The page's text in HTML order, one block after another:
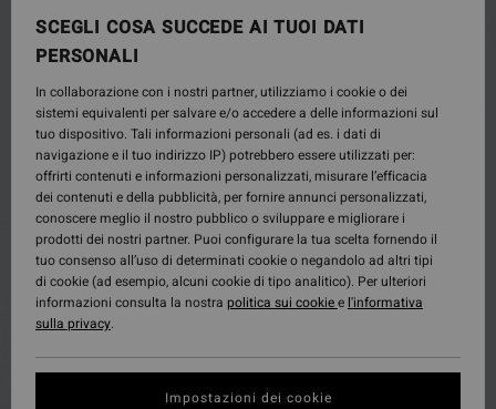
SCEGLI COSA SUCCEDE AI TUOI DATI
PERSONALI
In collaborazione con i nostri partner, utilizziamo i cookie o dei
sistemi equivalenti per salvare e/o accedere a delle informazioni sul
tuo dispositivo. Tali informazioni personali (ad es. i dati di
navigazione e il tuo indirizzo IP) potrebbero essere utilizzati per:
offrirti contenuti e informazioni personalizzati, misurare l’efficacia
dei contenuti e della pubblicità, per fornire annunci personalizzati,
conoscere meglio il nostro pubblico o sviluppare e migliorare i
prodotti dei nostri partner. Puoi configurare la tua scelta fornendo il
tuo consenso all’uso di determinati cookie o negandolo ad altri tipi
di cookie (ad esempio, alcuni cookie di tipo analitico). Per ulteriori
informazioni consulta la nostra politica sui cookiee l'informativa
sulla privacy.
Impostazioni dei cookie